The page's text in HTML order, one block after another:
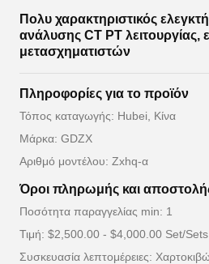
Πολυ χαρακτηριστικός
ανάλυσης CT PT λειτουργίας,
μετασχηματιστών
Πληροφορίες για το προϊόν
Τόπος καταγωγής: Hubei, Κίνα
Μάρκα: GDZX
Αριθμό μοντέλου: Zxhq-α
Όροι πληρωμής και
Ποσότητα παραγγελίας min: 1
Τιμή: $2,500.00 - $4,000.00 Set/Sets
Συσκευασία λεπτομέρειες: